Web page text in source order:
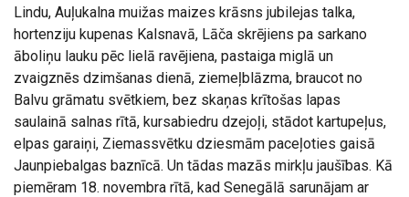
Lindu, Auļukalna muižas maizes krāsns jubilejas talka,
hortenziju kupenas Kalsnavā, Lāča skrējiens pa sarkano
āboliņu lauku pēc lielā ravējiena, pastaiga miglā un
zvaigznēs dzimšanas dienā, ziemeļblāzma, braucot no
Balvu grāmatu svētkiem, bez skaņas krītošas lapas
saulainā salnas rītā, kursabiedru dzejoļi, stādot kartupeļus,
elpas garaiņi, Ziemassvētku dziesmām paceļoties gaisā
Jaunpiebalgas baznīcā. Un tādas mazās mirkļu jaušības. Kā
piemēram 18. novembra rītā, kad Senegālā sarunājam ar